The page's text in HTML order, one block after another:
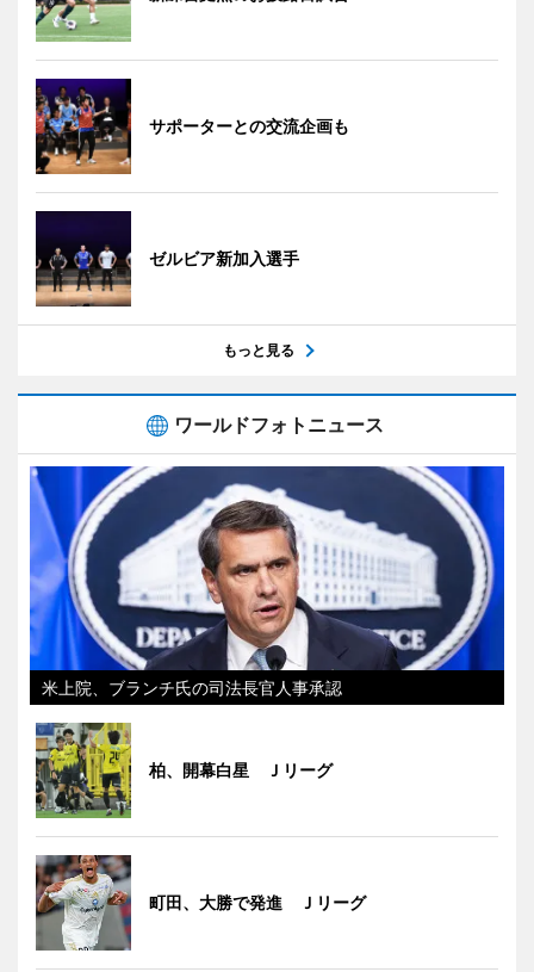
サポーターとの交流企画も
ゼルビア新加入選手
もっと見る
ワールドフォトニュース
米上院、ブランチ氏の司法長官人事承認
柏、開幕白星 Ｊリーグ
町田、大勝で発進 Ｊリーグ